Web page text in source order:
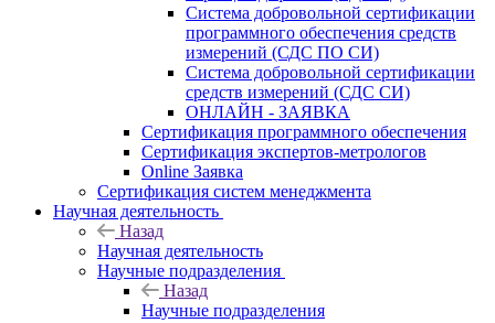
Система добровольной сертификации
программного обеспечения средств
измерений (СДС ПО СИ)
Система добровольной сертификации
средств измерений (СДС СИ)
ОНЛАЙН - ЗАЯВКА
Сертификация программного обеспечения
Сертификация экспертов-метрологов
Online Заявка
Сертификация систем менеджмента
Научная деятельность
Назад
Научная деятельность
Научные подразделения
Назад
Научные подразделения